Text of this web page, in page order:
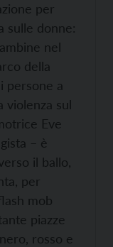
per
sulle donne:
nel
della
persone a
violenza sul
Eve
– è
il ballo,
per
mob
piazze
rosso e